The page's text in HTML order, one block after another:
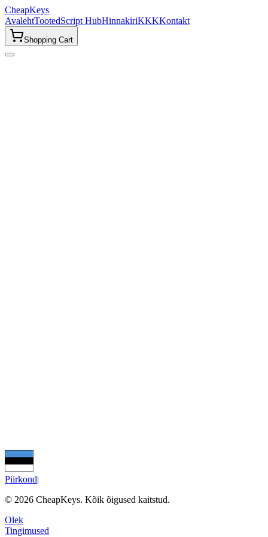
CheapKeys
AvalehtTootedScript HubHinnakiriKKKKontakt
Shopping Cart
Piirkond|
© 2026 CheapKeys. Kõik õigused kaitstud.
Olek
Tingimused